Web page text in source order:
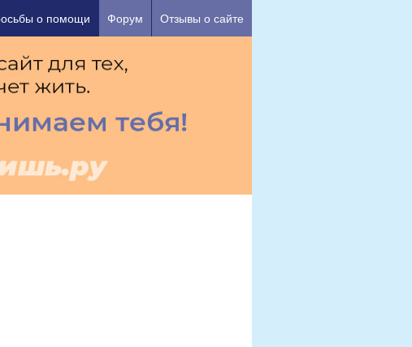
Вашего душевного состояния.
о помощи Форум Отзывы о сайте